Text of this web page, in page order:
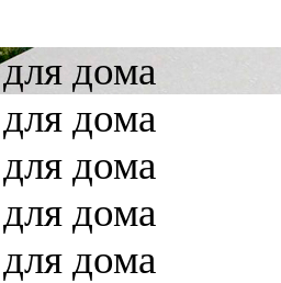
дома
дома
дома
дома
дома